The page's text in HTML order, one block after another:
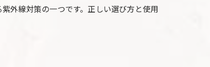
外線対策の一つです。正しい選び方と使用